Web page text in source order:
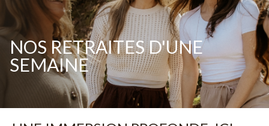
NOS RETRAITES D'UNE
SEMAINE